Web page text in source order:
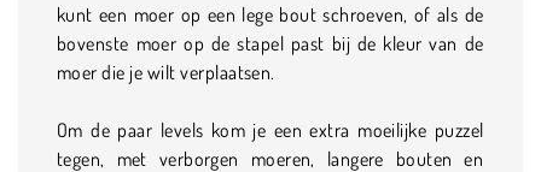
kunt een moer op een lege bout schroeven, of als de
bovenste moer op de stapel past bij de kleur van de
moer die je wilt verplaatsen.
Om de paar levels kom je een extra moeilijke puzzel
tegen, met verborgen moeren, langere bouten en